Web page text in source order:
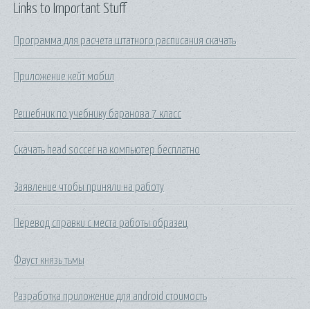
Links to Important Stuff
Программа для расчета штатного расписания скачать
Приложение кейт мобил
Решебник по учебнику баранова 7 класс
Скачать head soccer на компьютер бесплатно
Заявление чтобы приняли на работу
Перевод справки с места работы образец
Фауст князь тьмы
Разработка приложение для android стоимость